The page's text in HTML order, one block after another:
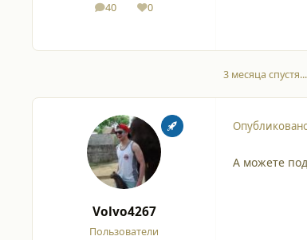
40
сообщения
0
Репутация
3 месяца спустя...
Volvo4267
Пользователи
А можете